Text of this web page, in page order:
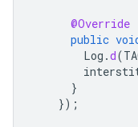
@Override
public
Log .d(
}
});